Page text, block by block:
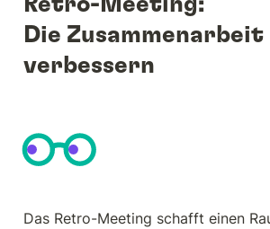
Die Zusammenarbeit
verbessern
Das Retro-Meeting schafft einen